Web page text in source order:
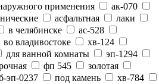
применения
ак-070
асфальтная
лаки
в челябинске
ас-528
во владивостоке
хв-124
для ванной комнаты
эп-1294
фп 545
золотая
эп-0237 под камень
хв-784